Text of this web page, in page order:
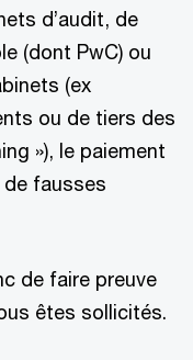
d’audit, de
(dont PwC) ou
(ex
ou de tiers des
»), le paiement
fausses
de faire preuve
êtes sollicités.